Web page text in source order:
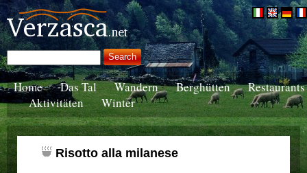
Home Das Tal Wandern Berghütten
Restaurants
Aktivitäten
Winter
Risotto alla milanese